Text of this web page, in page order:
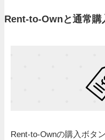
Rent-to-Ownと通常購
Rent-to-Ownの購入ボタ